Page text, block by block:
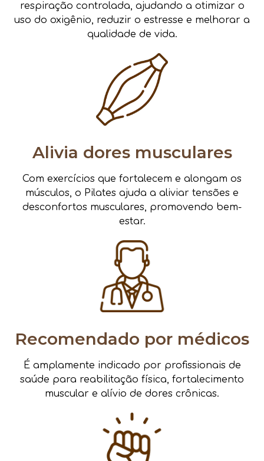
respiração controlada, ajudando a otimizar o
uso do oxigênio, reduzir o estresse e melhorar a
qualidade de vida.
Alivia dores musculares
Com exercícios que fortalecem e alongam os
músculos, o Pilates ajuda a aliviar tensões e
desconfortos musculares, promovendo bem-
estar.
Recomendado por médicos
É amplamente indicado por profissionais de
saúde para reabilitação física, fortalecimento
muscular e alívio de dores crônicas.